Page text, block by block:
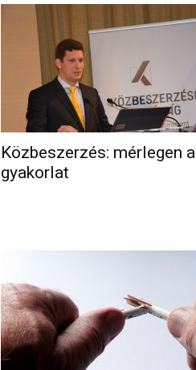
Közbeszerzés: mérlegen a
gyakorlat